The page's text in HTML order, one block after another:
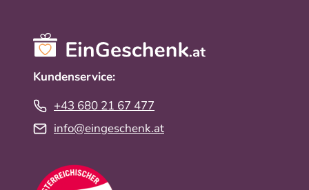
Kundenservice:
+43 680 21 67 477
info@eingeschenk.at